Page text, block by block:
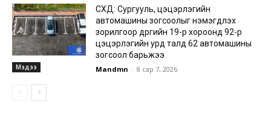
Мэдээ
СХД: Сургууль, цэцэрлэгийн
автомашины зогсоолыг нэмэгдүүлэх
зорилгоор дүүргийн 19-р хороонд 92-р
цэцэрлэгийн урд талд 62 автомашины
зогсоол барьжээ
Mandmn - 8 сар 7, 2026